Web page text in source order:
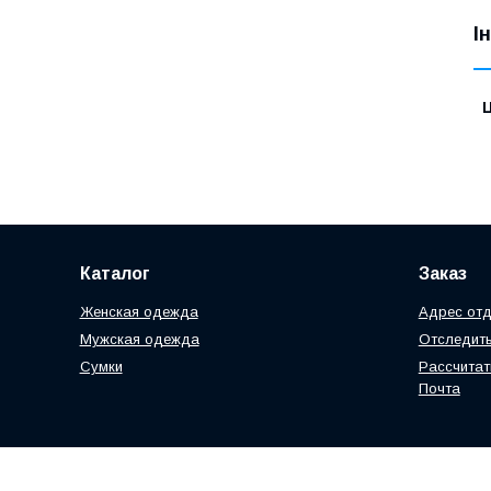
Каталог
Женская одежда
Мужская одежда
Сумки
Заказ
Адрес
Почта